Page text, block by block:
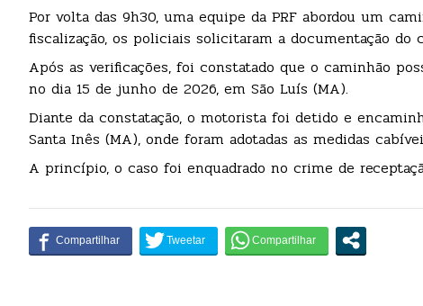
Por volta das 9h30, uma equipe da PRF abordou um
fiscalização, os policiais solicitaram a documentação
Após as verificações, foi constatado que o caminhão
no dia 15 de junho de 2026, em São Luís (MA).
Diante da constatação, o motorista foi detido e
Santa Inês (MA), onde foram adotadas as medidas
A princípio, o caso foi enquadrado no crime de